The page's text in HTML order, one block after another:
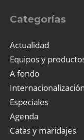
Categorías
Actualidad
Equipos y
A fondo
Internacionalización
Especiales
Agenda
Catas y maridajes